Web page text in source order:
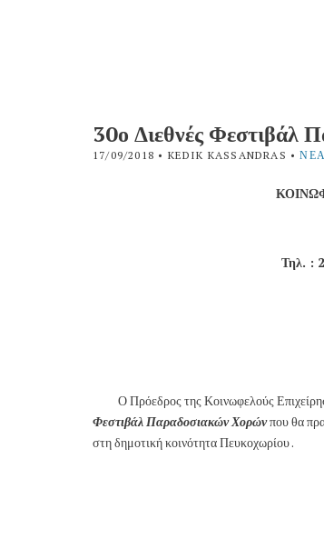
30ο Διεθνές Φεστιβάλ
17/09/2018 • KEDIK KASSANDRAS •
Τηλ. :
Ο Πρόεδρος της Κοινωφελούς
Φεστιβάλ Παραδοσιακών Χορώνπου θα
στη δημοτική κοινότητα Πευκοχωρίου .